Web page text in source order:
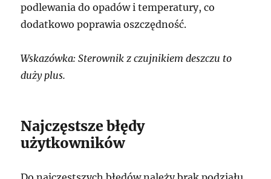
podlewania do opadów i temperatury, co
dodatkowo poprawia oszczędność.
Wskazówka: Sterownik z czujnikiem deszczu to
duży plus.
Najczęstsze błędy
użytkowników